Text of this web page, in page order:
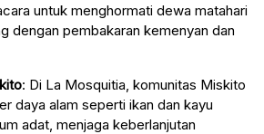
untuk menghormati dewa matahari
dengan pembakaran kemenyan dan
: Di La Mosquitia, komunitas Miskito
daya alam seperti ikan dan kayu
adat, menjaga keberlanjutan